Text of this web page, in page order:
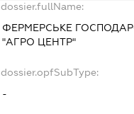
dossier.fullName:
ФЕРМЕРСЬКЕ
"АГРО ЦЕНТР"
dossier.opfSubType:
-